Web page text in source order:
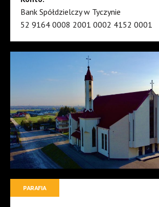
Bank Spółdzielczy w Tyczynie
52 9164 0008 2001 0002 4152 0001
PARAFIA